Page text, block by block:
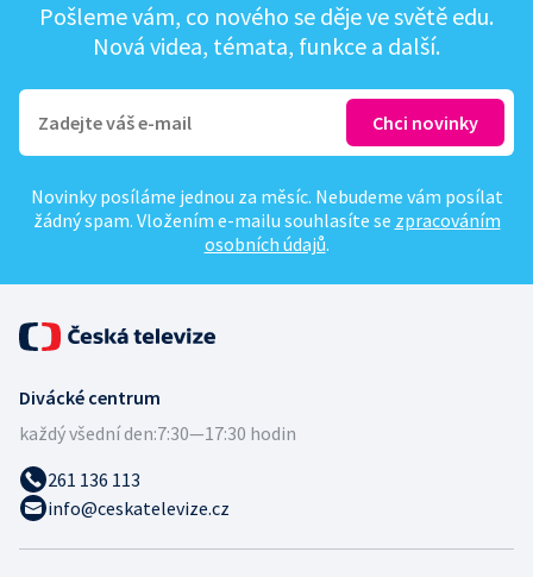
Pošleme vám, co nového se děje ve světě edu.
Nová videa, témata, funkce a další.
Novinky posíláme jednou za měsíc. Nebudeme vám posílat
žádný spam. Vložením e-mailu souhlasíte se zpracováním
osobních údajů.